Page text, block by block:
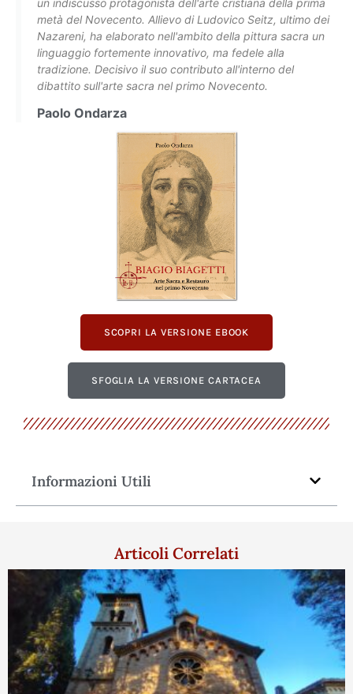
un indiscusso protagonista dell'arte cristiana della prima
metà del Novecento. Allievo di Ludovico Seitz, ultimo dei
Nazareni, ha elaborato nell'ambito della pittura sacra un
linguaggio fortemente innovativo, ma fedele alla
tradizione. Decisivo il suo contributo all'interno del
dibattito sull'arte sacra nel primo Novecento.
Paolo Ondarza
SCOPRI LA VERSIONE EBOOK
SFOGLIA LA VERSIONE CARTACEA
Informazioni Utili
Articoli Correlati